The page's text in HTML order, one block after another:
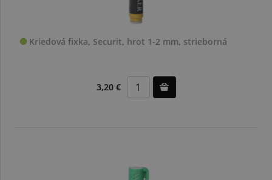
Kriedová fixka, Securit, hrot 1-2 mm, strieborná
3,20 €